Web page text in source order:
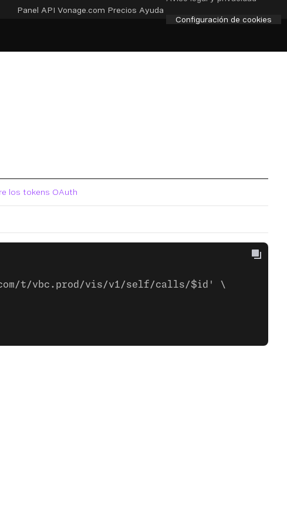
Panel API Vonage.com Precios Ayuda
Configuración de cookies
los tokens OAuth
t/vbc.prod/vis/v1/self/calls/$id' \